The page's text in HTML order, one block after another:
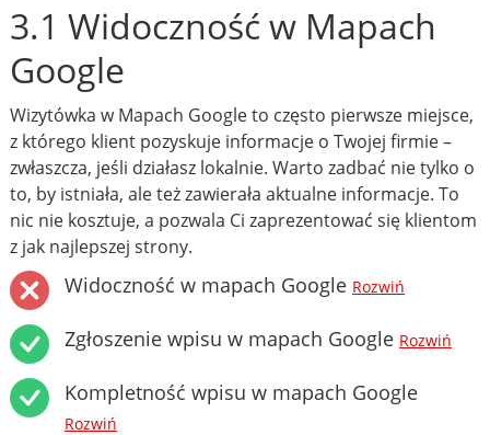
3.1 Widoczność w Mapach
Google
Wizytówka w Mapach Google to często pierwsze miejsce,
z którego klient pozyskuje informacje o Twojej firmie –
zwłaszcza, jeśli działasz lokalnie. Warto zadbać nie tylko o
to, by istniała, ale też zawierała aktualne informacje. To
nic nie kosztuje, a pozwala Ci zaprezentować się klientom
z jak najlepszej strony.
Widoczność w mapach Google Rozwiń
Zgłoszenie wpisu w mapach Google Rozwiń
Kompletność wpisu w mapach Google
Rozwiń